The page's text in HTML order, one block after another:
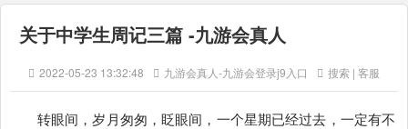
关于中学生周记三篇 -九游会真人
2022-05-23 13:32:48 九游会真人-九游会登录j9入口 搜索 | 客服
转眼间，岁月匆匆，眨眼间，一个星期已经过去，一定有不